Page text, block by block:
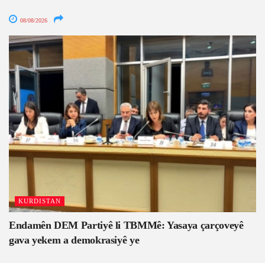
08/08/2026
KURDISTAN
Endamên DEM Partiyê li TBMMê: Yasaya çarçoveyê
gava yekem a demokrasiyê ye